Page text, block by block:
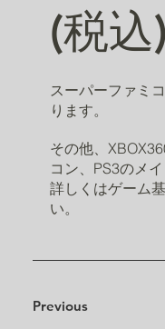
(税込)
スーパーファミ
ります。
その他、
コン、PS3のメ
詳しくはゲーム
い。
Previous